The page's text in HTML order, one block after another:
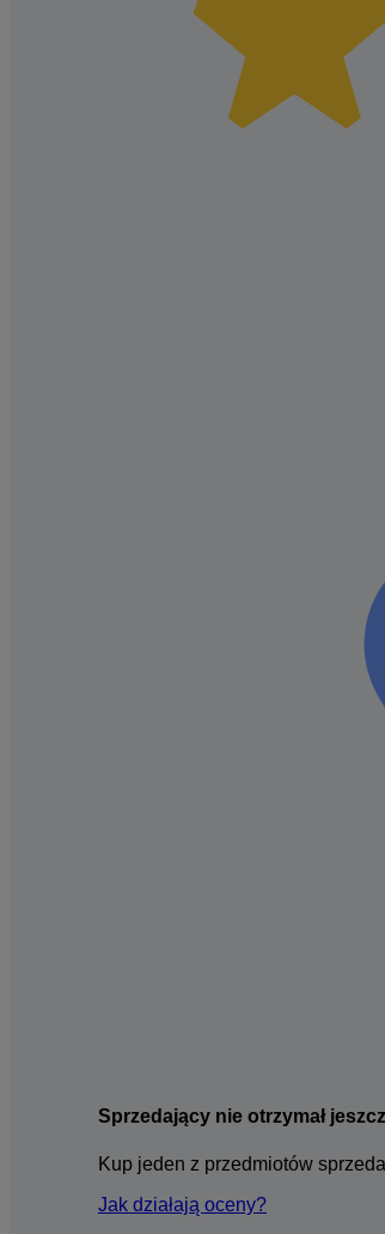
Sprzedający nie otrzymał
Kup jeden z przedmiotów
Jak działają oceny?